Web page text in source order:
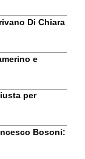
Di Chiara
e
per
Bosoni: